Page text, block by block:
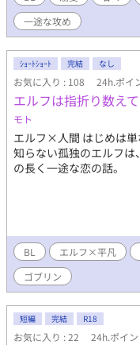
な恋 国王陛下✖️司書 ※
一途な攻め
ｼｮｰﾄｼｮｰﾄ 完結 なし
お気に入り : 108 24h.ポイ
エルフは指折り数え
モト
エルフ×人間 はじめは
知らない孤独のエルフは
の長く一途な恋の話。
BL エルフ×平凡
ゴブリン
短編 完結 R18
お気に入り : 22 24h.ポイン